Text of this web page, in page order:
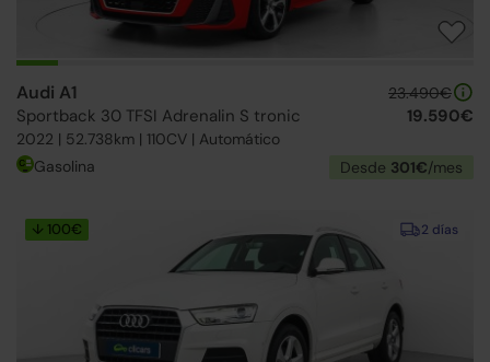
Audi A1
Sportback 30 TFSI Adrenalin S tronic
2022 | 52.738km | 110CV | Automático
23.490€
19.590€
Gasolina Desde 301€/mes
2 días
↓ 100€